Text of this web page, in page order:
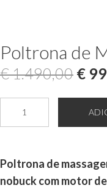
Poltrona de
€1.490,00 O
€
€
de
Massagem
Poltrona de
nobuck com motor